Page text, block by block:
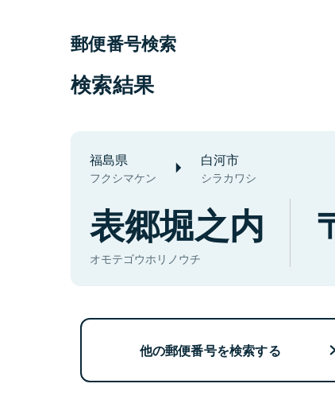
郵便番号検索
検索結果
福島県
フクシマケン
白河市
シラカワシ
表郷堀之内
オモテゴウホリノウチ
他の郵便番号を検索する